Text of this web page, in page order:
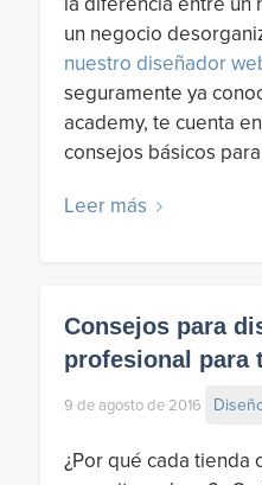
un negocio
nuestro diseñador
seguramente ya
academy, te cuenta
consejos básicos
Leer más
Consejos para
profesional para
9 de agosto de 2016
¿Por qué cada tienda